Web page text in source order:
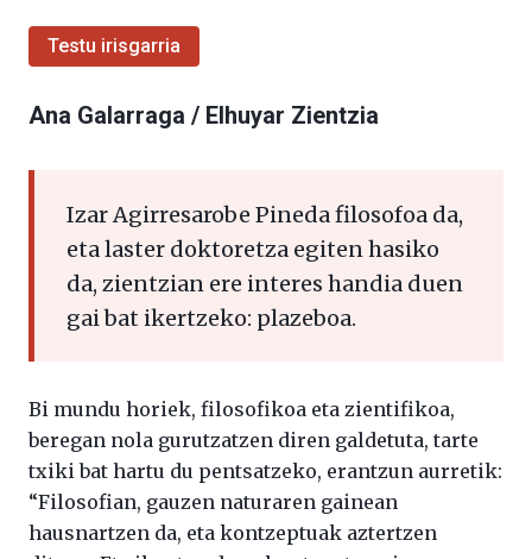
Testu irisgarria
Ana Galarraga / Elhuyar Zientzia
Izar Agirresarobe Pineda filosofoa da,
eta laster doktoretza egiten hasiko
da, zientzian ere interes handia duen
gai bat ikertzeko: plazeboa.
Bi mundu horiek, filosofikoa eta zientifikoa,
beregan nola gurutzatzen diren galdetuta, tarte
txiki bat hartu du pentsatzeko, erantzun aurretik:
“Filosofian, gauzen naturaren gainean
hausnartzen da, eta kontzeptuak aztertzen